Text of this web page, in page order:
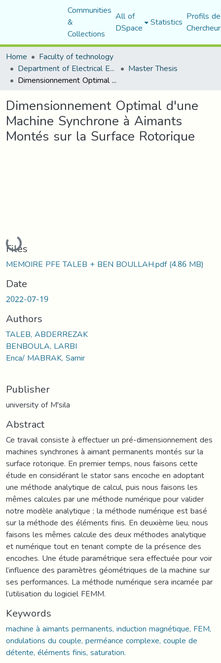
Communities
&
Collections
All of
DSpace Statistics Profils
Home
Faculty of technology
Department of Electrical Engineering Master Thesis
Dimensionnement Optimal d'une Machine Synchrone à Aimants Montés sur la Surface Rotorique
Dimensionnement Optimal d'une
Machine Synchrone à Aimants
Montés sur la Surface Rotorique
Loading...
Files
MEMOIRE PFE TALEB + BEN BOULLAH.pdf(4.86 MB)
Date
2022-07-19
Authors
TALEB, ABDERREZAK
BENBOULA, LARBI
Enca/ MABRAK, Samir
Publisher
university of M'sila
Abstract
Ce travail consiste à effectuer un pré-dimensionnement des
machines synchrones à aimant permanents montés sur la
surface rotorique. En premier temps, nous faisons cette
étude en considérant le stator sans encoche en adoptant
une méthode analytique de calcul, puis nous faisons les
mêmes calcules par une méthode numérique pour valider
notre modèle analytique ; la méthode numérique est basé
sur la méthode des éléments finis. En deuxième lieu, nous
faisons les mêmes calcule des deux méthodes analytique
et numérique tout en tenant compte de la présence des
encoches. Une étude paramétrique sera effectuée pour voir
l’influence des paramètres géométriques de la machine sur
ses performances. La méthode numérique sera incarnée par
l’utilisation du logiciel FEMM.
Keywords
machine à aimants permanents, induction magnétique, FEM,
ondulations du couple, perméance complexe, couple de
détente, éléments finis, saturation.